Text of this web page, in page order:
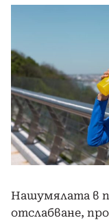
Нашумялата в
отслабване,